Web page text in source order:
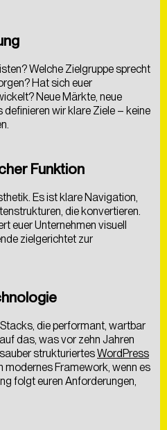
Welche Zielgruppe sprecht
Hat sich euer
Neue Märkte, neue
wir klare Ziele – keine
Funktion
Es ist klare Navigation,
die konvertieren.
euer Unternehmen visuell
zielgerichtet zur
die performant, wartbar
das, was vor zehn Jahren
strukturiertesWordPress
modernes Framework, wenn es
folgt euren Anforderungen,